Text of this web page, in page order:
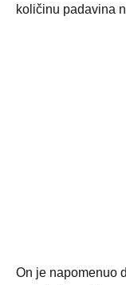
količinu padavina
On je napomenuo